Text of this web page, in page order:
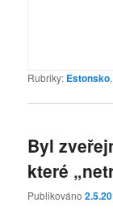
Rubriky: Estonsko,
Byl
které
Publikováno